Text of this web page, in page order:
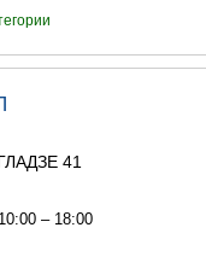
41
– 18:00